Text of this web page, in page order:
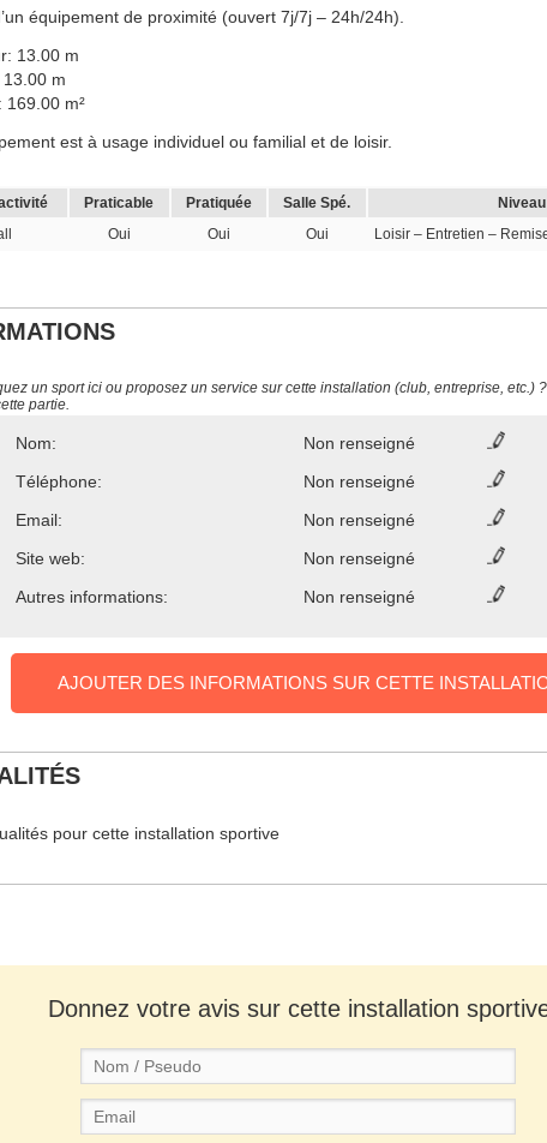
équipement de proximité (ouvert 7j/7j – 24h/24h).
13.00 m
m
169.00 m²
est à usage individuel ou familial et de loisir.
Praticable Pratiquée Salle Spé.
Niveau
Oui Oui Oui Loisir – Entretien –
un sport ici ou proposez un service sur cette installation (club, entreprise, etc.)
partie.
Nom:
Non renseigné
Téléphone:
Non renseigné
Email:
Non renseigné
Site web:
Non renseigné
Autres informations:
Non renseigné
AJOUTER DES INFORMATIONS SUR CETTE
pour cette installation sportive
Donnez votre avis sur cette installation